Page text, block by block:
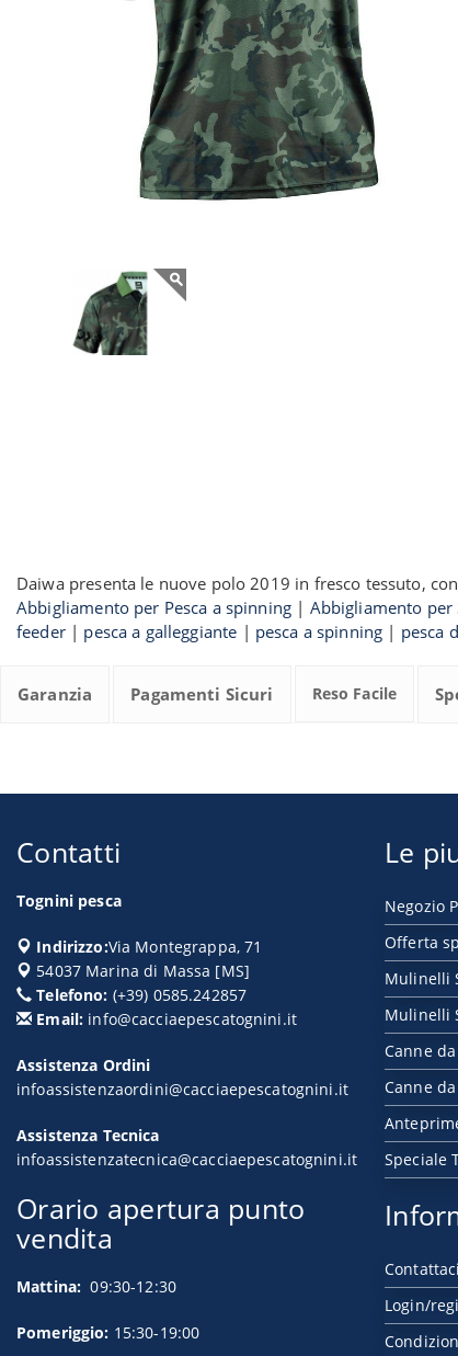
Daiwa presenta le nuove polo 2019 in fresco tessuto,
Abbigliamento per Pesca a spinning | Abbigliamento per
feeder| pesca a galleggiante | pesca a spinning | pesca
Garanzia Pagamenti Sicuri Reso Facile
Contatti
Tognini pesca
Indirizzo:Via Montegrappa, 71
54037 Marina di Massa [MS]
Telefono: (+39) 0585.242857
Email: info@cacciaepescatognini.it
Assistenza Ordini
infoassistenzaordini@cacciaepescatognini.it
Assistenza Tecnica
infoassistenzatecnica@cacciaepescatognini.it
Orario apertura punto
vendita
Mattina: 09:30-12:30
Pomeriggio: 15:30-19:00
Le
Negozio
Offerta
Mulinelli
Mulinelli
Canne
Canne
Speciale
Contattaci
Login/